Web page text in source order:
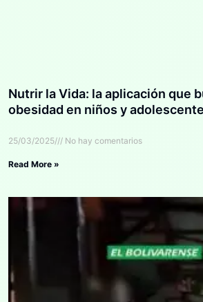
Nutrir la Vida: la aplicación que
obesidad en niños y
25/03/2025 No hay comentarios
Read More »